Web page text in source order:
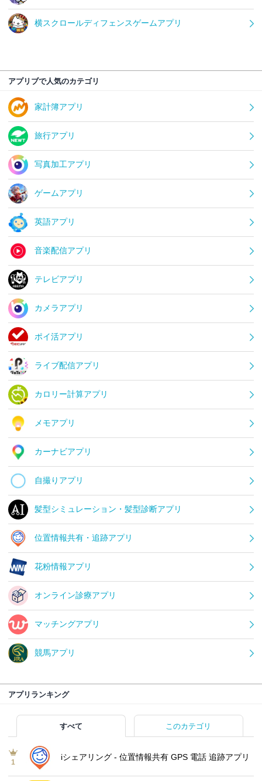
横スクロールディフェンスゲームアプリ
アプリブで人気のカテゴリ
家計簿アプリ
旅行アプリ
写真加工アプリ
ゲームアプリ
英語アプリ
音楽配信アプリ
テレビアプリ
カメラアプリ
ポイ活アプリ
ライブ配信アプリ
カロリー計算アプリ
メモアプリ
カーナビアプリ
自撮りアプリ
髪型シミュレーション・髪型診断アプリ
位置情報共有・追跡アプリ
花粉情報アプリ
オンライン診療アプリ
マッチングアプリ
競馬アプリ
アプリランキング
すべて このカテゴリ
1
iシェアリング - 位置情報共有 GPS 電話 追跡アプリ